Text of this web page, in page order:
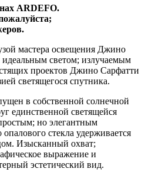
ARDEFO.
мастера освещения Джино
светом; излучаемым
проектов Джино Сарфатти
светящегося спутника.
в собственной солнечной
единственной светящейся
но элегантным
стекла удерживается
Изысканный охват;
выражение и
эстетический вид.